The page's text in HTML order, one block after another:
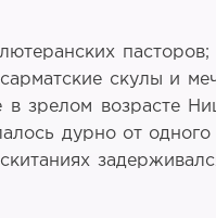
скулы и
зрелом возрасте
дурно от одного